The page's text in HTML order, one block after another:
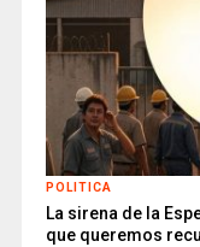
POLITICA
La sirena de la
que queremos